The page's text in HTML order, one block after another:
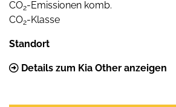
CO2-Emissionen komb.
CO2-Klasse
Standort
Details zum Kia Other anzeigen